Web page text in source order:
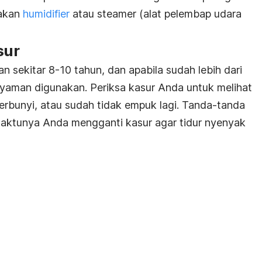
humidifier atau steamer (alat pelembap udara
sekitar 8-10 tahun, dan apabila sudah lebih dari
digunakan. Periksa kasur Anda untuk melihat
atau sudah tidak empuk lagi. Tanda-tanda
Anda mengganti kasur agar tidur nyenyak